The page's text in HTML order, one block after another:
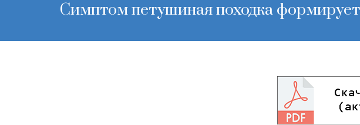
Симптом петушиная походка